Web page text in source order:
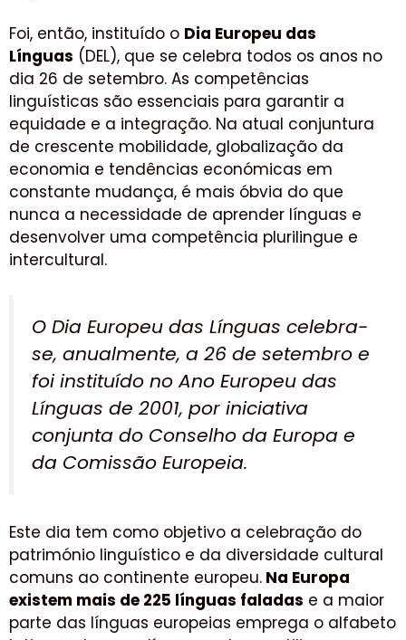
Foi, então, instituído o Dia Europeu das
Línguas (DEL), que se celebra todos os anos no
dia 26 de setembro. As competências
linguísticas são essenciais para garantir a
equidade e a integração. Na atual conjuntura
de crescente mobilidade, globalização da
economia e tendências económicas em
constante mudança, é mais óbvia do que
nunca a necessidade de aprender línguas e
desenvolver uma competência plurilingue e
intercultural.
O Dia Europeu das Línguas celebra-
se, anualmente, a 26 de setembro e
foi instituído no Ano Europeu das
Línguas de 2001, por iniciativa
conjunta do Conselho da Europa e
da Comissão Europeia.
Este dia tem como objetivo a celebração do
património linguístico e da diversidade cultural
comuns ao continente europeu. Na Europa
existem mais de 225 línguas faladas e a maior
parte das línguas europeias emprega o alfabeto